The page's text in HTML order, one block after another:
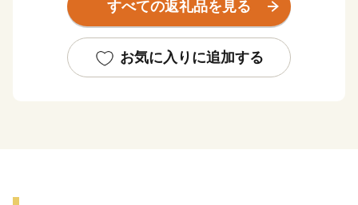
材が育っています。
交流があり、環日本海時代の拠点づくりを進めていま
すべての返礼品を見る
お気に入りに追加する